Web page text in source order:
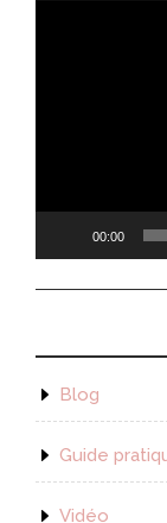
00:00
Blog
Guide
Vidéo